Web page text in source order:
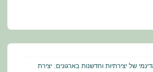
של יצירתיות וחדשנות בארגונים: יצירת